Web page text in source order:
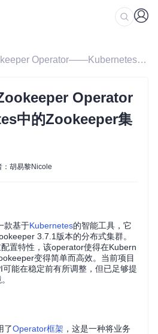
/ 探索与驾驭：Zookeeper Operator——Kubernetes中的Zookeeper集群管理利器
Operator
中的Zookeeper集
：胡易黎Nicole
款基于Kubernetes的智能工具，它
3.7.1版本的分布式集群。
置特性，该operator使得在Kubern
变得简单而高效。当前项目
能在稳定前有所调整，但已足够提
了Operator框架 ，这是一种将业务